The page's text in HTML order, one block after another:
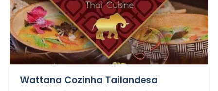
Wattana Cozinha Tailandesa